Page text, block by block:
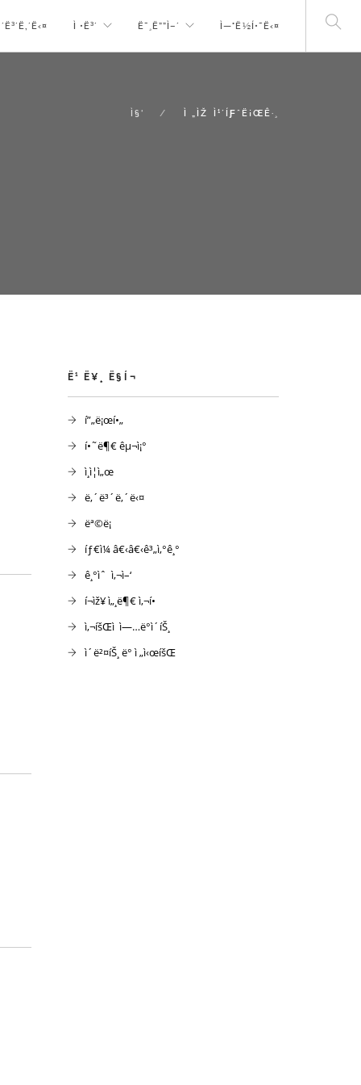
Ì •Ë³´ Ë¯¸Ë””Ì–´ Ì—°Ë½Í•˜Ë‹¤
Ì§‘ Ì „ÌŽ Ì¹´ÍƑˆË¡ŒÊ·¸
Ë¹ Ë¥¸ Ë§Í¬
í”„ë¡œí•„
í•˜ë¶€ êµ¬ì¡°
ì¸ì¦ì„œ
ë‚´ë³´ë‚´ë‹¤
ëª©ë¡
íƒ€ì¼ â€‹â€‹ê³„ì‚°ê¸°
ê¸°ìˆ ì‚¬ì–‘
í¬ìž¥ ì„¸ë¶€ ì‚¬í•­
ì‚¬íšŒì  ì—…ë°ì´íŠ¸
ì´ë²¤íŠ¸ ë° ì „ì‹œíšŒ